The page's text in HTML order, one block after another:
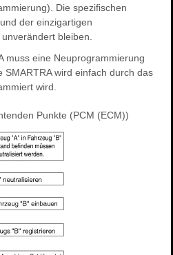
Die spezifischen
der einzigartigen
bleiben.
muss eine Neuprogrammierung
wird einfach durch das
wird.
Punkte (PCM (ECM))